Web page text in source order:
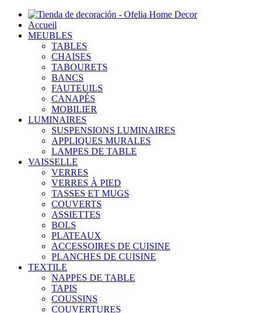
Accueil
MEUBLES
TABLES
CHAISES
TABOURETS
BANCS
FAUTEUILS
CANAPÉS
MOBILIER
LUMINAIRES
SUSPENSIONS LUMINAIRES
APPLIQUES MURALES
LAMPES DE TABLE
VAISSELLE
VERRES
VERRES À PIED
TASSES ET MUGS
COUVERTS
ASSIETTES
BOLS
PLATEAUX
ACCESSOIRES DE CUISINE
PLANCHES DE CUISINE
TEXTILE
NAPPES DE TABLE
TAPIS
COUSSINS
COUVERTURES